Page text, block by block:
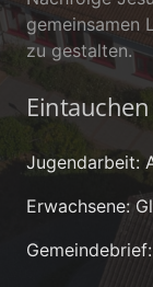
gemeinsamen
zu gestalten.
Jugendarbeit:
Erwachsene: